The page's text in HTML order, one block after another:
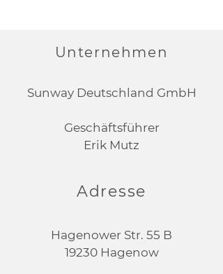
Unternehmen
Sunway Deutschland GmbH
Geschäftsführer
Erik Mutz
Adresse
Hagenower Str. 55 B
19230 Hagenow